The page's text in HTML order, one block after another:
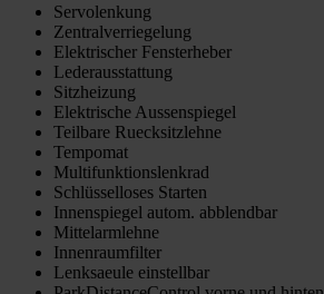
Servolenkung
Zentralverriegelung
Elektrischer Fensterheber
Lederausstattung
Sitzheizung
Elektrische Aussenspiegel
Teilbare Ruecksitzlehne
Tempomat
Multifunktionslenkrad
Schlüsselloses Starten
Innenspiegel autom. abblendbar
Mittelarmlehne
Innenraumfilter
Lenksaeule einstellbar